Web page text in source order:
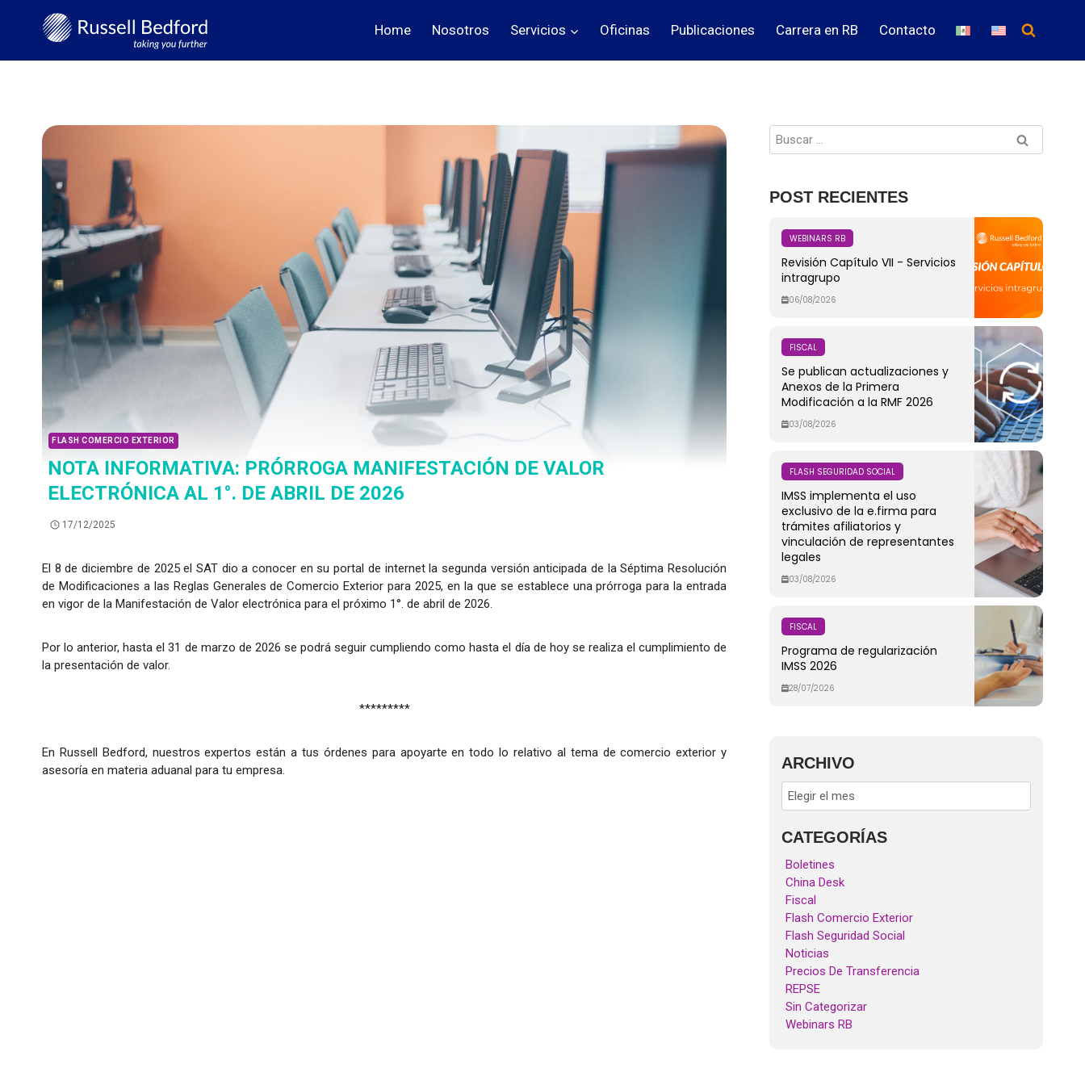
Home Nosotros Servicios Oficinas Publicaciones Carrera en RB Contacto
FLASH COMERCIO EXTERIOR
NOTA INFORMATIVA: PRÓRROGA MANIFESTACIÓN DE VALOR
ELECTRÓNICA AL 1°. DE ABRIL DE 2026
17/12/2025
El 8 de diciembre de 2025 el SAT dio a conocer en su portal de internet la segunda versión anticipada de la Séptima Resolución
de Modificaciones a las Reglas Generales de Comercio Exterior para 2025, en la que se establece una prórroga para la entrada
en vigor de la Manifestación de Valor electrónica para el próximo 1°. de abril de 2026.
Por lo anterior, hasta el 31 de marzo de 2026 se podrá seguir cumpliendo como hasta el día de hoy se realiza el cumplimiento de
la presentación de valor.
*********
En Russell Bedford, nuestros expertos están a tus órdenes para apoyarte en todo lo relativo al tema de comercio exterior y
asesoría en materia aduanal para tu empresa.
POST RECIENTES
WEBINARS RB
Revisión Capítulo VII - Servicios
intragrupo
06/08/2026
FISCAL
Se publican actualizaciones y
Anexos de la Primera
Modificación a la RMF 2026
03/08/2026
FLASH SEGURIDAD SOCIAL
IMSS implementa el uso
exclusivo de la e.firma para
trámites afiliatorios y
vinculación de representantes
legales
03/08/2026
FISCAL
Programa de regularización
IMSS 2026
28/07/2026
ARCHIVO
CATEGORÍAS
Boletines
China Desk
Fiscal
Flash Comercio Exterior
Flash Seguridad Social
Noticias
Precios De Transferencia
REPSE
Sin Categorizar
Webinars RB